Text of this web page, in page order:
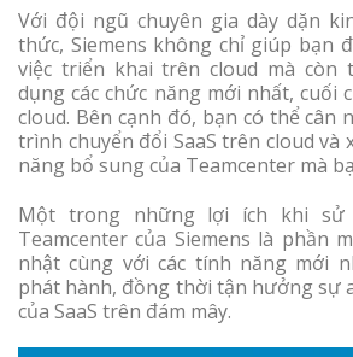
Với đội ngũ chuyên gia dày dặn
thức, Siemens không chỉ giúp bạn
việc triển khai trên cloud mà
dụng các chức năng mới nhất, cuối
cloud. Bên cạnh đó, bạn có thể cân
trình chuyển đổi SaaS trên cloud và
năng bổ sung của Teamcenter mà
Một trong những lợi ích khi sử
Teamcenter của Siemens là phần
nhật cùng với các tính năng mới
phát hành, đồng thời tận hưởng sự
của SaaS trên đám mây.